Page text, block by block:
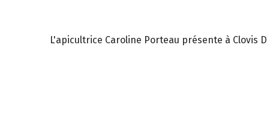
L'apicultrice Caroline Porteau présente à Clovis